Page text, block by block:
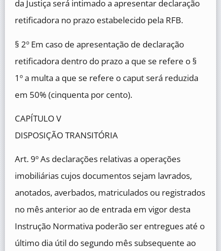
da Justiça será intimado a apresentar declaração
retificadora no prazo estabelecido pela RFB.
§ 2º Em caso de apresentação de declaração
retificadora dentro do prazo a que se refere o §
1º a multa a que se refere o caput será reduzida
em 50% (cinquenta por cento).
CAPÍTULO V
DISPOSIÇÃO TRANSITÓRIA
Art. 9º As declarações relativas a operações
imobiliárias cujos documentos sejam lavrados,
anotados, averbados, matriculados ou registrados
no mês anterior ao de entrada em vigor desta
Instrução Normativa poderão ser entregues até o
último dia útil do segundo mês subsequente ao